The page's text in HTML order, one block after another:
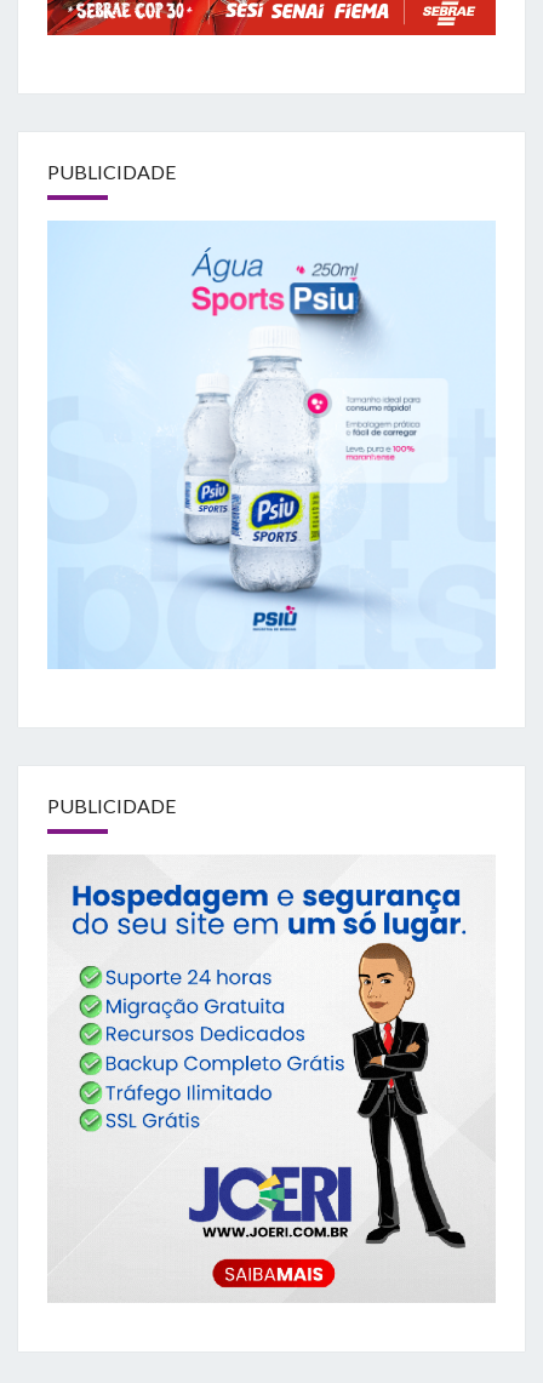
PUBLICIDADE
PUBLICIDADE